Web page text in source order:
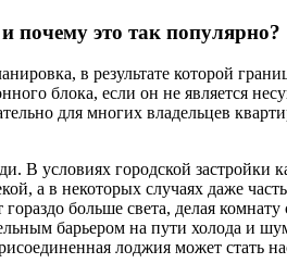
почему это так популярно?
в результате которой
блока, если он не является
для многих владельцев
В условиях городской
а в некоторых случаях даже
больше света, делая
барьером на пути холода и
лоджия может